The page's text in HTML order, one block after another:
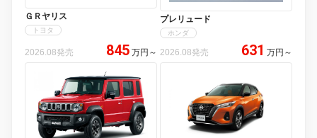
ＧＲヤリス
トヨタ
2026.08発売 845 万円 ～
プレリュード
ホンダ
2026.08発売 631 万円 ～